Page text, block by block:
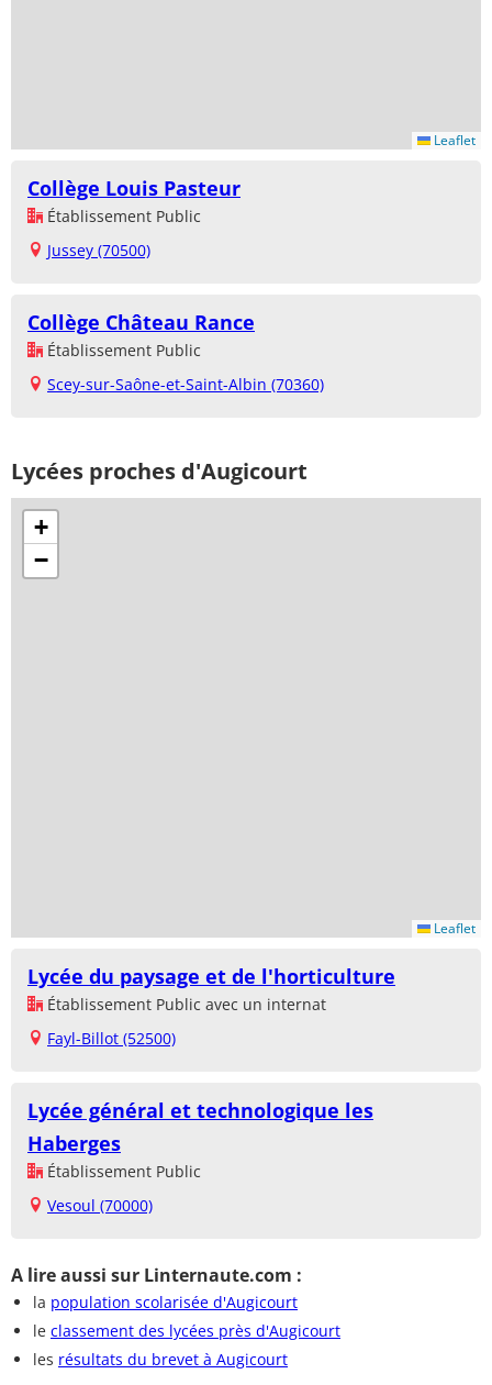
Leaflet
Collège Louis Pasteur
Établissement Public
Jussey (70500)
Collège Château Rance
Établissement Public
Scey-sur-Saône-et-Saint-Albin (70360)
Lycées proches d'Augicourt
+
−
Leaflet
Lycée du paysage et de l'horticulture
Établissement Public avec un internat
Fayl-Billot (52500)
Lycée général et technologique les
Haberges
Établissement Public
Vesoul (70000)
A lire aussi sur Linternaute.com :
la population scolarisée d'Augicourt
le classement des lycées près d'Augicourt
les résultats du brevet à Augicourt